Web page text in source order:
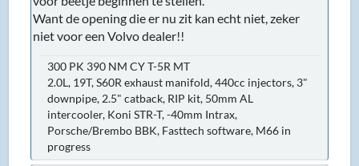
Want de opening die er nu zit kan echt niet, zeker
niet voor een Volvo dealer!!
300 PK 390 NM CY T-5R MT
2.0L, 19T, S60R exhaust manifold, 440cc injectors, 3"
downpipe, 2.5" catback, RIP kit, 50mm AL
intercooler, Koni STR-T, -40mm Intrax,
Porsche/Brembo BBK, Fasttech software, M66 in
progress